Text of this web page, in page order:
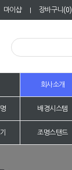
마이샵 | 장바구니(0)
회사소개
배경시스템
조명스탠드